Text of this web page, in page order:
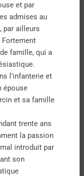
et par
admises au
par ailleurs
Fortement
famille, qui a
l’infanterie et
épouse
et sa famille
trente ans
la passion
introduit par
son